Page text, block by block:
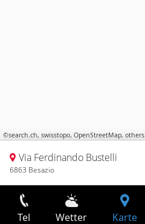
©search.ch, swisstopo, OpenStreetMap, others
Via Ferdinando Bustelli
6863 Besazio
Tel Wetter Karte